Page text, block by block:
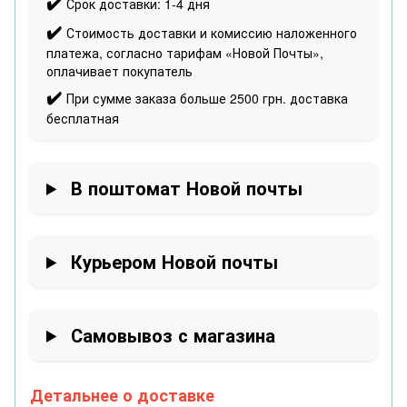
✔️ Стоимость доставки и комиссию наложенного
платежа, согласно тарифам «Новой Почты»,
оплачивает покупатель
✔️ При сумме заказа больше 2500 грн. доставка
бесплатная
В поштомат Новой почты
Курьером Новой почты
Самовывоз с магазина
Детальнее о доставке